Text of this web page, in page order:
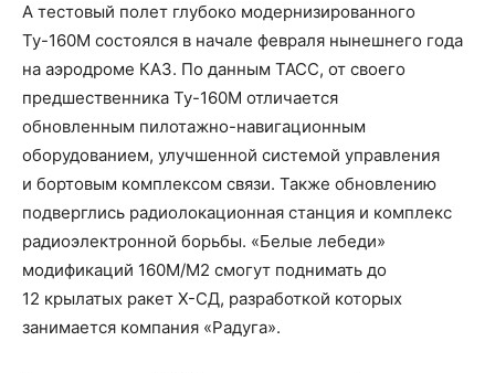
А тестовый полет глубоко модернизированного
Ту-160М состоялся в начале февраля нынешнего года
на аэродроме КАЗ. По данным ТАСС, от своего
предшественника Ту-160М отличается
обновленным пилотажно-навигационным
оборудованием, улучшенной системой управления
и бортовым комплексом связи. Также обновлению
подверглись радиолокационная станция и комплекс
радиоэлектронной борьбы. «Белые лебеди»
модификаций 160М/М2 смогут поднимать до
12 крылатых ракет Х-СД, разработкой которых
занимается компания «Радуга».